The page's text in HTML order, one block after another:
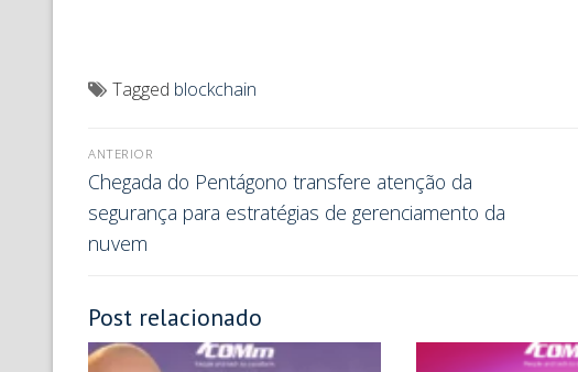
Tagged blockchain
ANTERIOR
Chegada do Pentágono transfere atenção da
segurança para estratégias de gerenciamento da
nuvem
Post relacionado